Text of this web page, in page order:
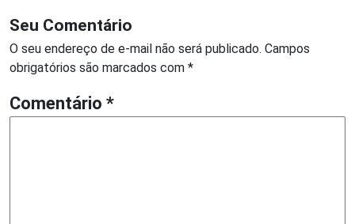
Seu Comentário
O seu endereço de e-mail não será publicado. Campos
obrigatórios são marcados com *
Comentário *